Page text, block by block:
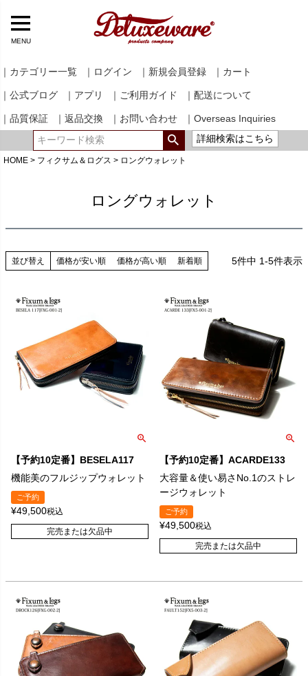
MENU
｜カテゴリー一覧 ｜ログイン ｜新規会員登録 ｜カート
｜公式ブログ ｜アプリ ｜ご利用ガイド ｜配送について
｜品質保証 ｜返品交換 ｜お問い合わせ
｜Overseas Inquiries
詳細検索はこちら
HOME フィクサム＆ログス ロングウォレット
ロングウォレット
並び替え 価格が安い順 価格が高い順 新着順 5件中 1-5件表示
【予約10定番】BESELA117
機能美のフルジップウォレット
ご予約
¥49,500税込
完売または欠品中
【予約10定番】ACARDE133
大容量＆使い易さNo.1のストレ
ージウォレット
ご予約
¥49,500税込
完売または欠品中